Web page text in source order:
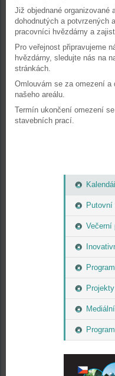
Večerní
Již objednané
dohodnutých a potvrzených
pracovníci hvězdárny a
Pro veřejnost připravujeme
hvězdárny, sledujte nás na
stránkách.
Omlouvám se za omezení a
našeho areálu.
Termín ukončení omezení
stavebních prací.